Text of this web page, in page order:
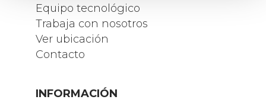
Equipo tecnológico
Trabaja con nosotros
Ver ubicación
Contacto
INFORMACIÓN